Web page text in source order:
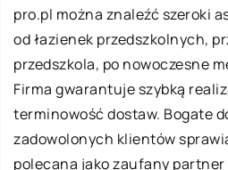
pro.pl można znaleźć szeroki
od łazienek przedszkolnych,
przedszkola, po nowoczesne
Firma gwarantuje szybką
terminowość dostaw. Bogate
zadowolonych klientów
polecana jako zaufany partner